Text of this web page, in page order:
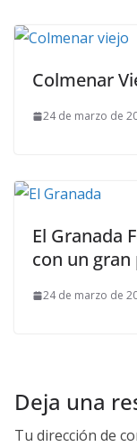
Colmenar
24 de marzo de
El Granada
con un
24 de marzo de
Deja una
Tu dirección de